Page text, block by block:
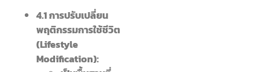
4.1 การปรับเปลี่ยน
พฤติกรรมการใช้ชีวิต
(Lifestyle
Modification):